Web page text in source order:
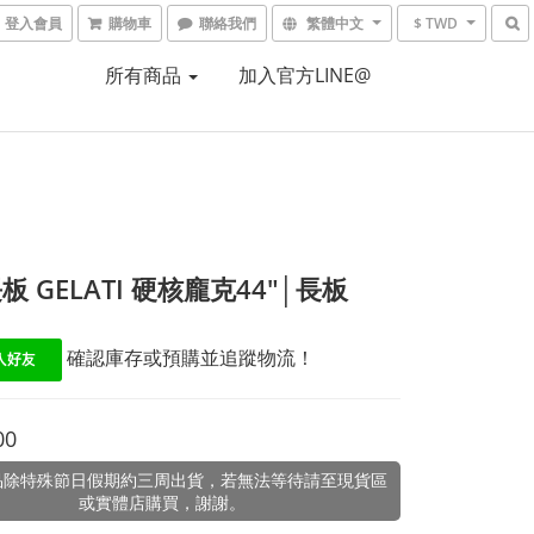
登入會員 購物車 聯絡我們 繁體中文 $ TWD
所有商品 加入官方LINE@
GELATI 硬核龐克44"│長板
確認庫存或預購並追蹤物流！
特殊節日假期約三周出貨，若無法等待請至現貨區
或實體店購買，謝謝。